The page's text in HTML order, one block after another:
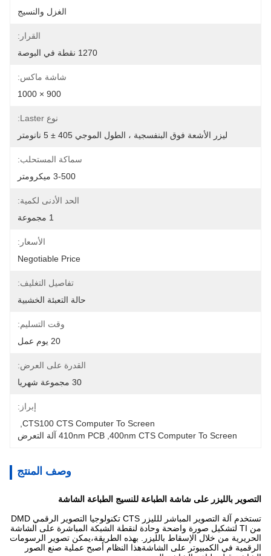
الغزل والنسيج
القرار:
1270 نقطة في البوصة
شاشة ماكس:
900 × 1000
نوع Laster:
ليزر الأشعة فوق البنفسجية ، الطول الموجي 405 ± 5 نانومتر
سماكة المستحلب:
3-500 ميكرومتر
الحد الأدنى لكمية:
1 مجموعة
الأسعار:
Negotiable Price
تفاصيل التغليف:
حالة التعبئة الخشبية
وقت التسليم:
20 يوم عمل
القدرة على العرض:
30 مجموعة شهريا
إبراز:
CTS100 CTS Computer To Screen
400nm CTS Computer To Screen 410nm PCB آلة التعرض
وصف المنتج
التصوير بالليزر على شاشة الطباعة للنسيج الطباعة الشاشة
تستخدم آلة التصوير المباشر للليزر CTS تكنولوجيا التصوير الرقمي DMD
من TI لتشكيل صورة واضحة وحادة لنقطة الشبكة المباشرة على الشاشة
الحريرية من خلال الإسقاط بالليزر. بهذه الطريقة،يمكن تصوير الرسومات
الرقمية في الكمبيوتر على الشاشةهذا النظام أصبح عملية صنع الصور